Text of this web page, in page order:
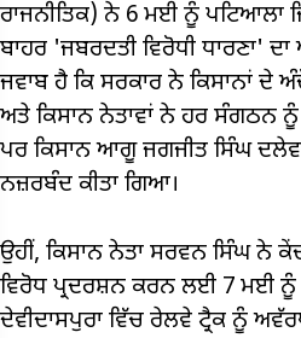
ਰਾਜਨੀਤਿਕ) ਨੇ 6 ਮਈ ਨੂੰ ਪਟਿਆਲਾ
ਬਾਹਰ 'ਜਬਰਦਤੀ ਵਿਰੋਧੀ ਧਾਰਣਾ' ਦਾ
ਜਵਾਬ ਹੈ ਕਿ ਸਰਕਾਰ ਨੇ ਕਿਸਾਨਾਂ
ਅਤੇ ਕਿਸਾਨ ਨੇਤਾਵਾਂ ਨੇ ਹਰ ਸੰਗਠਨ
ਪਰ ਕਿਸਾਨ ਆਗੂ ਜਗਜੀਤ ਸਿੰਘ
ਨਜ਼ਰਬੰਦ ਕੀਤਾ ਗਿਆ।
ਉਹੀਂ, ਕਿਸਾਨ ਨੇਤਾ ਸਰਵਨ ਸਿੰਘ ਨੇ
ਵਿਰੋਧ ਪ੍ਰਦਰਸ਼ਨ ਕਰਨ ਲਈ 7 ਮਈ ਨੂੰ
ਦੇਵੀਦਾਸਪੁਰਾ ਵਿੱਚ ਰੇਲਵੇ ਟ੍ਰੈਕ ਨੂੰ